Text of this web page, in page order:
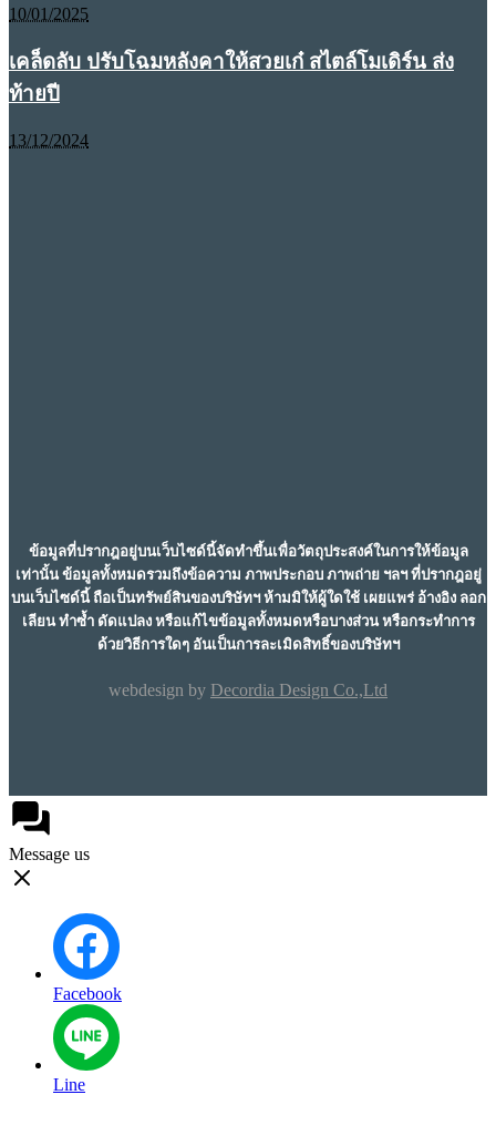
10/01/2025
เคล็ดลับ ปรับโฉมหลังคาให้สวยเก๋ สไตล์โมเดิร์น ส่ง
ท้ายปี
13/12/2024
ข้อมูลที่ปรากฎอยู่บนเว็บไซด์นี้จัดทำขึ้นเพื่อวัตถุประสงค์ในการให้ข้อมูล
เท่านั้น ข้อมูลทั้งหมดรวมถึงข้อความ ภาพประกอบ ภาพถ่าย ฯลฯ ที่ปรากฎอยู่
บนเว็บไซด์นี้ ถือเป็นทรัพย์สินของบริษัทฯ ห้ามมิให้ผู้ใดใช้ เผยแพร่ อ้างอิง ลอก
เลียน ทำซ้ำ ดัดแปลง หรือแก้ไขข้อมูลทั้งหมดหรือบางส่วน หรือกระทำการ
ด้วยวิธีการใดๆ อันเป็นการละเมิดสิทธิ์ของบริษัทฯ
webdesign by Decordia Design Co.,Ltd
Message us
Facebook
Line